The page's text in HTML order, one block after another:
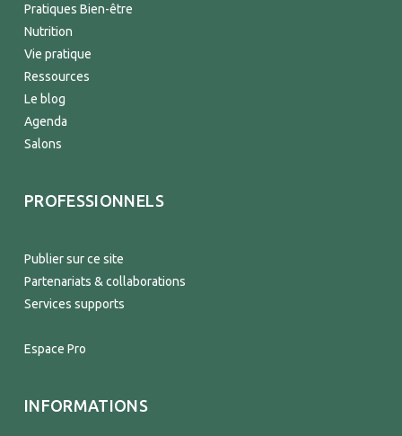
Pratiques Bien-être
Nutrition
Vie pratique
Ressources
Le blog
Agenda
Salons
PROFESSIONNELS
Publier sur ce site
Partenariats & collaborations
Services supports
Espace Pro
INFORMATIONS